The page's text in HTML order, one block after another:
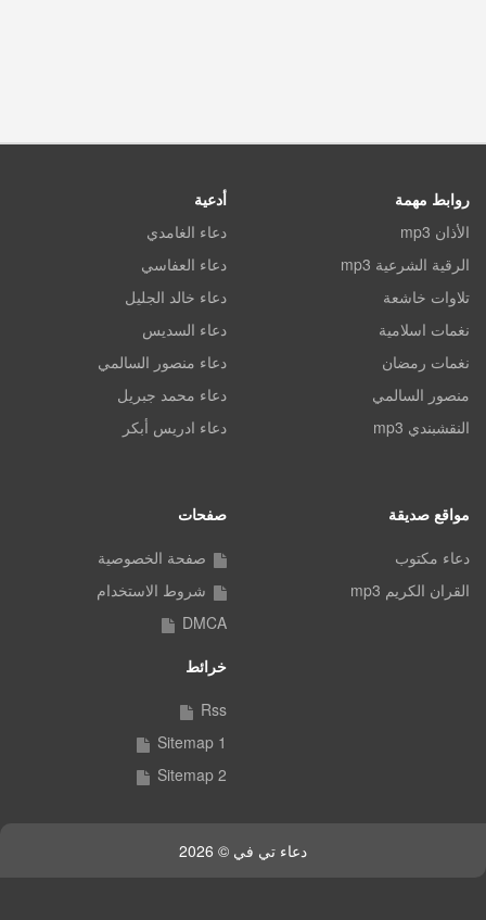
روابط مهمة
الأذان mp3
الرقية الشرعية mp3
تلاوات خاشعة
نغمات اسلامية
نغمات رمضان
منصور السالمي
النقشبندي mp3
أدعية
دعاء الغامدي
دعاء العفاسي
دعاء خالد الجليل
دعاء السديس
دعاء منصور السالمي
دعاء محمد جبريل
دعاء ادريس أبكر
مواقع صديقة
دعاء مكتوب
القران الكريم mp3
صفحات
صفحة الخصوصية
شروط الاستخدام
DMCA
خرائط
Rss
Sitemap 1
Sitemap 2
دعاء تي في © 2026